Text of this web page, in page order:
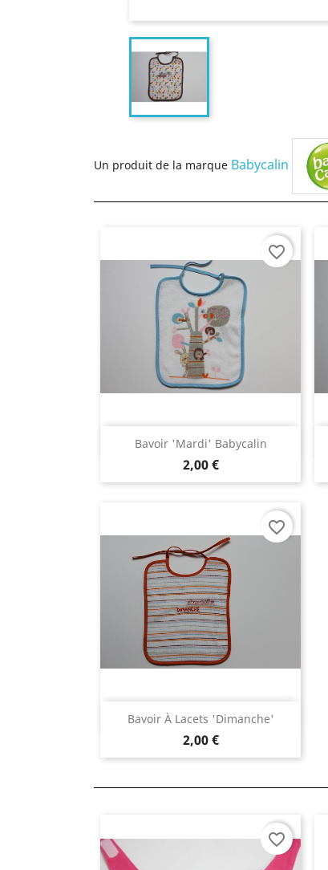
Un produit de la marque Babycalin
Bavoir 'mardi' Babycalin
2,00 €
Aperçu rapide
favorite_border
Bavoir À Lacets 'dimanche'
2,00 €
Aperçu rapide
favorite_border
favorite_border